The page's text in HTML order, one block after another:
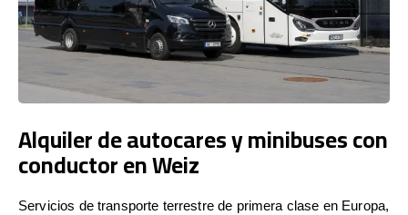
Alquiler de autocares y minibuses con
conductor en Weiz
Servicios de transporte terrestre de primera clase en Europa,